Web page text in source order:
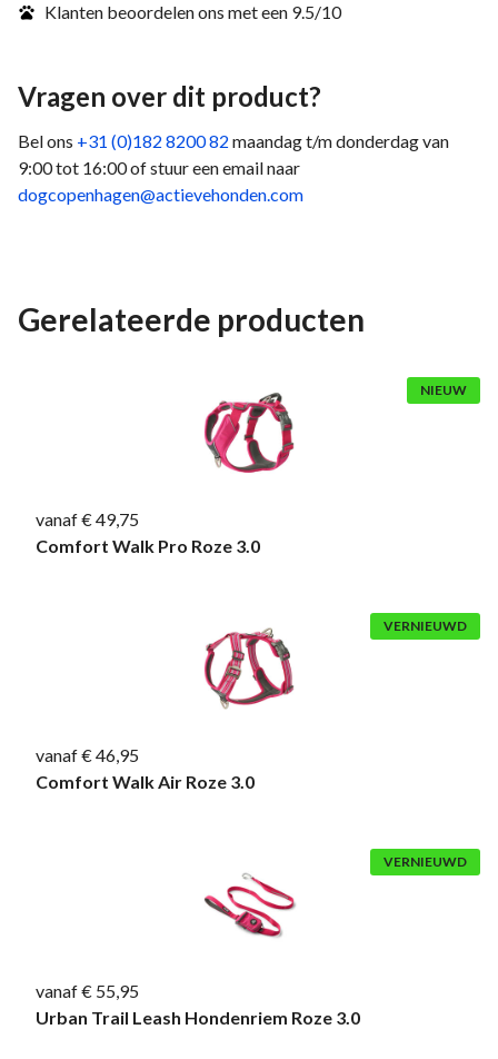
Klanten beoordelen ons met een 9.5/10
Vragen over dit product?
Bel ons +31 (0)182 8200 82 maandag t/m donderdag van
9:00 tot 16:00 of stuur een email naar
dogcopenhagen@actievehonden.com
Gerelateerde producten
NIEUW
vanaf € 49,75
Comfort Walk Pro Roze 3.0
VERNIEUWD
vanaf € 46,95
Comfort Walk Air Roze 3.0
VERNIEUWD
vanaf € 55,95
Urban Trail Leash Hondenriem Roze 3.0